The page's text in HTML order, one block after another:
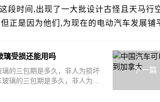
段时间,出现了一大批设计古怪且天马行
正是因为他们,为现在的电动汽车发展铺
璃受损还能用吗
璃的三包期是多久，非人为损坏
玻璃的三包期是多久，非人为损
下一篇